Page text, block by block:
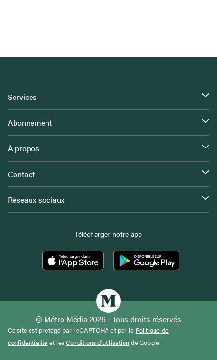
Services
Abonnement
À propos
Contact
Réseaux sociaux
Télécharger notre app
© Métro Média 2026 - Tous droits réservés
Ce site est protégé par reCAPTCHA et par la Politique de
confidentialité et lesConditions d'utilisationde Google.